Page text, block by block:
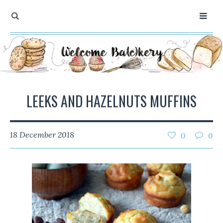
LEEKS AND HAZELNUTS MUFFINS
18 December 2018 0
0